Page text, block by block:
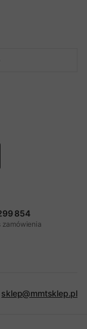
854
zamówienia
sklep@mmtsklep.pl